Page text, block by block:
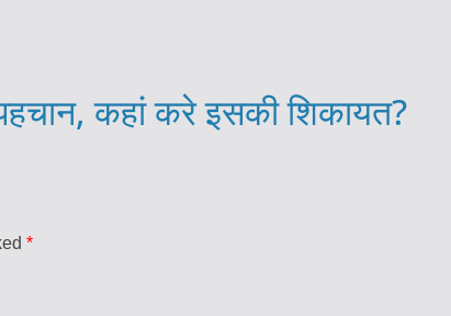
कहां करे इसकी शिकायत?
*